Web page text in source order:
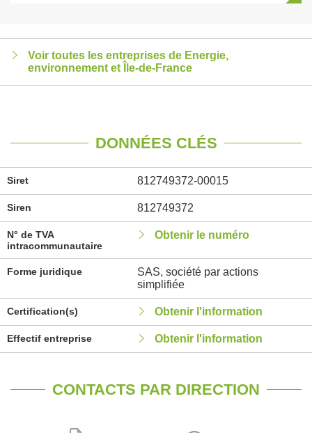
Voir toutes les entreprises de Energie,
environnement et Île-de-France
DONNÉES CLÉS
Siret 812749372-00015
Siren 812749372
N° de TVA
intracommunautaire
Obtenir le numéro
Forme juridique
SAS, société par actions
simplifiée
Certification(s) Obtenir l'information
Effectif entreprise Obtenir l'information
CONTACTS PAR DIRECTION